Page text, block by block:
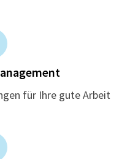
für Ihre gute Arbeit